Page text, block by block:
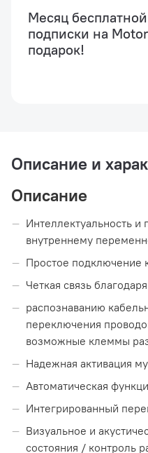
Месяц бесплатной
подписки на
подарок!
Описание и
Описание
Интеллектуальность и
внутреннему
Простое подключение
Четкая связь
распознаванию
переключения
возможные клеммы
Надежная активация
Автоматическая
Интегрированный
Визуальное и
состояния / контроль